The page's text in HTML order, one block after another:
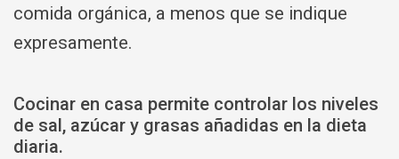
comida orgánica, a menos que se indique
expresamente.
Cocinar en casa permite controlar los niveles
de sal, azúcar y grasas añadidas en la dieta
diaria.